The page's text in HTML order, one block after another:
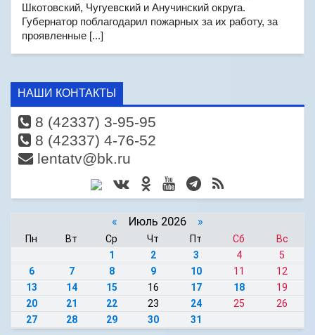
Шкотовский, Чугуевский и Анучинский округа.
Губернатор поблагодарил пожарных за их работу, за
проявленные [...]
НАШИ КОНТАКТЫ
8 (42337) 3-95-95
8 (42337) 4-76-52
lentatv@bk.ru
« Июль 2026 »
Пн Вт Ср Чт Пт Сб
Вс
1
2 3 4
5
6
7 8 9 10 11
12
13
14 15 16 17 18
19
20
21 22 23 24 25
26
27
28 29 30 31